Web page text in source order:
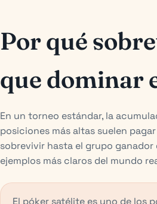
Por qué
que dominar
En un torneo estándar, la
posiciones más altas suelen
sobrevivir hasta el grupo
ejemplos más claros del mundo
El póker satélite es uno de los